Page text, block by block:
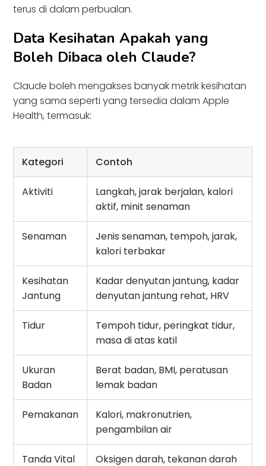
terus di dalam perbualan.
Data Kesihatan Apakah yang
Boleh Dibaca oleh Claude?
Claude boleh mengakses banyak metrik kesihatan
yang sama seperti yang tersedia dalam Apple
Health, termasuk:
Kategori Contoh
Aktiviti
Langkah, jarak berjalan, kalori
aktif, minit senaman
Senaman
Jenis senaman, tempoh, jarak,
kalori terbakar
Kesihatan
Jantung
Kadar denyutan jantung, kadar
denyutan jantung rehat, HRV
Tidur
Tempoh tidur, peringkat tidur,
masa di atas katil
Ukuran
Badan
Berat badan, BMI, peratusan
lemak badan
Pemakanan
Kalori, makronutrien,
pengambilan air
Tanda Vital
Oksigen darah, tekanan darah